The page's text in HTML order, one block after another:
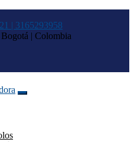
| 3165293958
| Colombia
María